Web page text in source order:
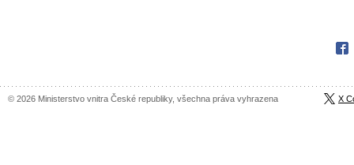
© 2026 Ministerstvo vnitra České republiky, všechna práva vyhrazena X